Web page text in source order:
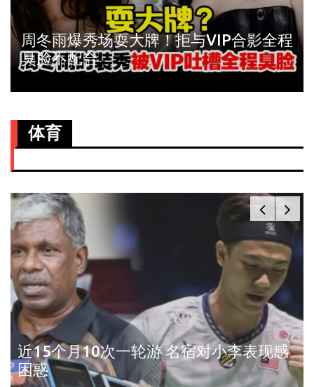
周冬雨爆秀场耍大牌！拒与VIP合影全程
臭脸不配合
体育
近15个月10次一轮游 名宿对小李表现感
困惑